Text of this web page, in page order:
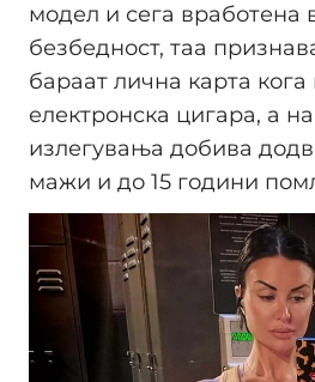
модел и сега вработена
безбедност, таа
бараат лична карта
електронска цигара, а
излегувања добива
мажи и до 15 години